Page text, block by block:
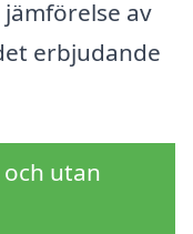
av
erbjudande
utan